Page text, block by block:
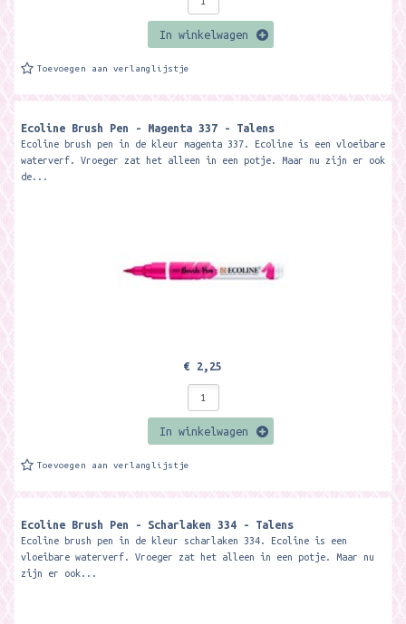
In winkelwagen
Toevoegen aan verlanglijstje
Ecoline Brush Pen - Magenta 337 - Talens
Ecoline brush pen in de kleur magenta 337. Ecoline is een vloeibare
waterverf. Vroeger zat het alleen in een potje. Maar nu zijn er ook
de...
€ 2,25
In winkelwagen
Toevoegen aan verlanglijstje
Ecoline Brush Pen - Scharlaken 334 - Talens
Ecoline brush pen in de kleur scharlaken 334. Ecoline is een
vloeibare waterverf. Vroeger zat het alleen in een potje. Maar nu
zijn er ook...